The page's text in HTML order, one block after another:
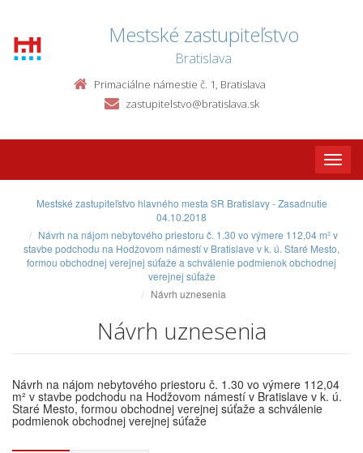
Mestské zastupiteľstvo
Bratislava
Primaciálne námestie č. 1, Bratislava
zastupitelstvo@bratislava.sk
Toggle
Mestské zastupiteľstvo hlavného mesta SR Bratislavy - Zasadnutie
04.10.2018
Návrh na nájom nebytového priestoru č. 1.30 vo výmere 112,04 m² v
stavbe podchodu na Hodžovom námestí v Bratislave v k. ú. Staré Mesto,
formou obchodnej verejnej súťaže a schválenie podmienok obchodnej
verejnej súťaže
Návrh uznesenia
Návrh uznesenia
Návrh na nájom nebytového priestoru č. 1.30 vo výmere 112,04
m² v stavbe podchodu na Hodžovom námestí v Bratislave v k. ú.
Staré Mesto, formou obchodnej verejnej súťaže a schválenie
podmienok obchodnej verejnej súťaže